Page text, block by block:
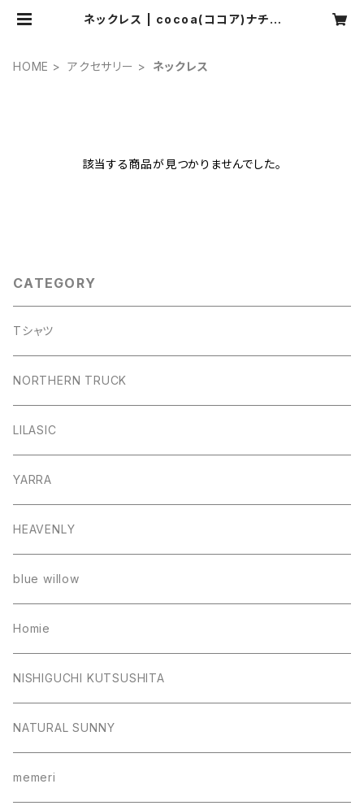
ネックレス | cocoa(ココア)ナチュ
HOME
アクセサリー ネックレス
該当する商品が見つかりませんでした。
CATEGORY
Tシャツ
NORTHERN TRUCK
LILASIC
YARRA
HEAVENLY
blue willow
Homie
NISHIGUCHI KUTSUSHITA
NATURAL SUNNY
memeri